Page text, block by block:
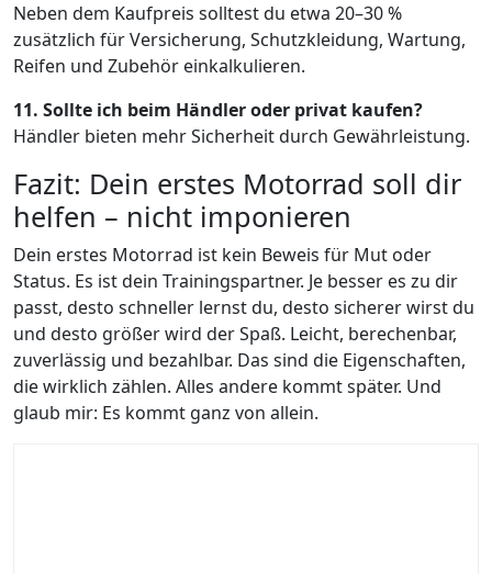
Neben dem Kaufpreis solltest du etwa 20–30 %
zusätzlich für Versicherung, Schutzkleidung, Wartung,
Reifen und Zubehör einkalkulieren.
11. Sollte ich beim Händler oder privat kaufen?
Händler bieten mehr Sicherheit durch Gewährleistung.
Fazit: Dein erstes Motorrad soll dir
helfen – nicht imponieren
Dein erstes Motorrad ist kein Beweis für Mut oder
Status. Es ist dein Trainingspartner. Je besser es zu dir
passt, desto schneller lernst du, desto sicherer wirst du
und desto größer wird der Spaß. Leicht, berechenbar,
zuverlässig und bezahlbar. Das sind die Eigenschaften,
die wirklich zählen. Alles andere kommt später. Und
glaub mir: Es kommt ganz von allein.